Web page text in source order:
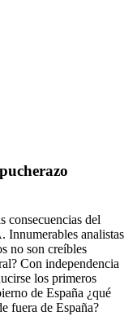
consecuencias del
Innumerables analistas
no son creíbles
Con independencia
los primeros
de España ¿qué
fuera de España?